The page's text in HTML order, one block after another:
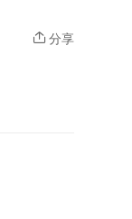
分享